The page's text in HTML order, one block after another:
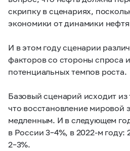
скрипку в сценариях,
экономики от динамики
И в этом году сценарии
факторов со стороны спроса
потенциальных темпов роста.
Базовый сценарий исходит из
что восстановление мировой
медленным. И в следующем
в России3–4%, в 2022-м году:
2–3%.